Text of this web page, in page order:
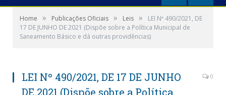
Home » Publicações Oficiais » Leis »
LEI Nº 490/2021, DE
17 DE JUNHO DE 2021 (Dispõe sobre a Política Municipal de
Saneamento Básico e dá outras providências)
LEI Nº 490/2021, DE 17 DE JUNHO
DE 2021 (Dispõe sobre a Política
0